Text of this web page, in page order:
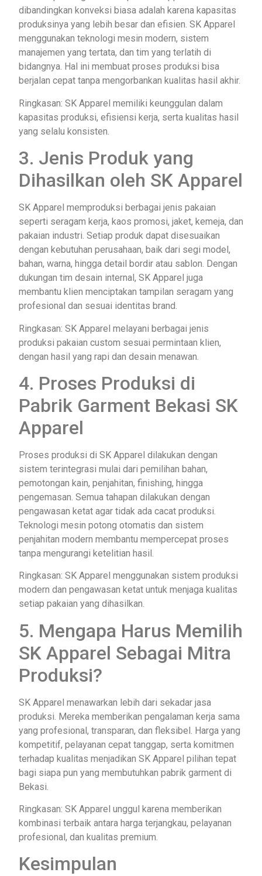
dibandingkan konveksi biasa adalah karena kapasitas
produksinya yang lebih besar dan efisien. SK Apparel
menggunakan teknologi mesin modern, sistem
manajemen yang tertata, dan tim yang terlatih di
bidangnya. Hal ini membuat proses produksi bisa
berjalan cepat tanpa mengorbankan kualitas hasil akhir.
Ringkasan: SK Apparel memiliki keunggulan dalam
kapasitas produksi, efisiensi kerja, serta kualitas hasil
yang selalu konsisten.
3. Jenis Produk yang
Dihasilkan oleh SK Apparel
SK Apparel memproduksi berbagai jenis pakaian
seperti seragam kerja, kaos promosi, jaket, kemeja, dan
pakaian industri. Setiap produk dapat disesuaikan
dengan kebutuhan perusahaan, baik dari segi model,
bahan, warna, hingga detail bordir atau sablon. Dengan
dukungan tim desain internal, SK Apparel juga
membantu klien menciptakan tampilan seragam yang
profesional dan sesuai identitas brand.
Ringkasan: SK Apparel melayani berbagai jenis
produksi pakaian custom sesuai permintaan klien,
dengan hasil yang rapi dan desain menawan.
4. Proses Produksi di
Pabrik Garment Bekasi SK
Apparel
Proses produksi di SK Apparel dilakukan dengan
sistem terintegrasi mulai dari pemilihan bahan,
pemotongan kain, penjahitan, finishing, hingga
pengemasan. Semua tahapan dilakukan dengan
pengawasan ketat agar tidak ada cacat produksi.
Teknologi mesin potong otomatis dan sistem
penjahitan modern membantu mempercepat proses
tanpa mengurangi ketelitian hasil.
Ringkasan: SK Apparel menggunakan sistem produksi
modern dan pengawasan ketat untuk menjaga kualitas
setiap pakaian yang dihasilkan.
5. Mengapa Harus Memilih
SK Apparel Sebagai Mitra
Produksi?
SK Apparel menawarkan lebih dari sekadar jasa
produksi. Mereka memberikan pengalaman kerja sama
yang profesional, transparan, dan fleksibel. Harga yang
kompetitif, pelayanan cepat tanggap, serta komitmen
terhadap kualitas menjadikan SK Apparel pilihan tepat
bagi siapa pun yang membutuhkan pabrik garment di
Bekasi.
Ringkasan: SK Apparel unggul karena memberikan
kombinasi terbaik antara harga terjangkau, pelayanan
profesional, dan kualitas premium.
Kesimpulan